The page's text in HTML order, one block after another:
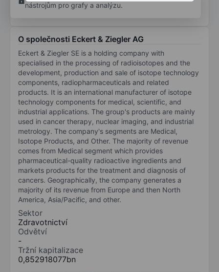
nástrojům pro grafy a analýzu.
O společnosti Eckert & Ziegler AG
Eckert & Ziegler SE is a holding company with
specialised in the processing of radioisotopes and the
development, production and sale of isotope technology
components, radiopharmaceuticals and related
products. It is an international manufacturer of isotope
technology components for medical, scientific, and
industrial applications. The group's products are mainly
used in cancer therapy, nuclear imaging, and industrial
metrology. The company's segments are Medical,
Isotope Products, and Other. The majority of revenue
comes from Medical segment which provides
pharmaceutical-quality radioactive ingredients and
markets products for the treatment and diagnosis of
cancers. Geographically, the company generates a
majority of its revenue from Europe and then North
America, Asia/Pacific, and other.
Sektor
Zdravotnictví
Odvětví
-
Tržní kapitalizace
0,852918077bn